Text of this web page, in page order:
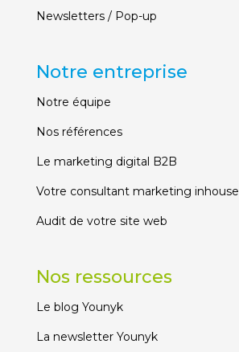
Newsletters / Pop-up
Notre entreprise
Notre équipe
Nos références
Le marketing digital B2B
Votre consultant marketing inhouse
Audit de votre site web
Nos ressources
Le blog Younyk
La newsletter Younyk